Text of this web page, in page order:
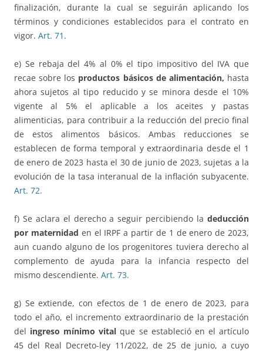
finalización, durante la cual se seguirán aplicando los
términos y condiciones establecidos para el contrato en
vigor. Art. 71 .
e) Se rebaja del 4% al 0% el tipo impositivo del IVA que
recae sobre los productos básicos de alimentación, hasta
ahora sujetos al tipo reducido y se minora desde el 10%
vigente al 5% el aplicable a los aceites y pastas
alimenticias, para contribuir a la reducción del precio final
de estos alimentos básicos. Ambas reducciones se
establecen de forma temporal y extraordinaria desde el 1
de enero de 2023 hasta el 30 de junio de 2023, sujetas a la
evolución de la tasa interanual de la inflación subyacente.
Art. 72.
f) Se aclara el derecho a seguir percibiendo la deducción
por maternidad en el IRPF a partir de 1 de enero de 2023,
aun cuando alguno de los progenitores tuviera derecho al
complemento de ayuda para la infancia respecto del
mismo descendiente. Art. 73.
g) Se extiende, con efectos de 1 de enero de 2023, para
todo el año, el incremento extraordinario de la prestación
del ingreso mínimo vital que se estableció en el artículo
45 del Real Decreto-ley 11/2022, de 25 de junio, a cuyo